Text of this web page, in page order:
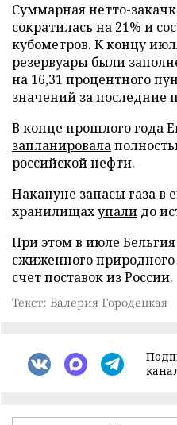
Суммарная нетто-
сократилась на 21% и
кубометров. К концу
резервуары были
на 16,31 процентного
значений за последние
В конце прошлого года
запланировала
российской нефти.
Накануне запасы газа в
хранилищахупали до
При этом в июле Бельгия
сжиженного
счет поставок из России.
Текст: Валерия Городецкая